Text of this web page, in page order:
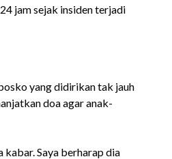
jam sejak insiden terjadi
yang didirikan tak jauh
doa agar anak-
kabar. Saya berharap dia